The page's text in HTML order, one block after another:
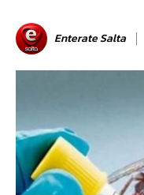
Enterate Salta